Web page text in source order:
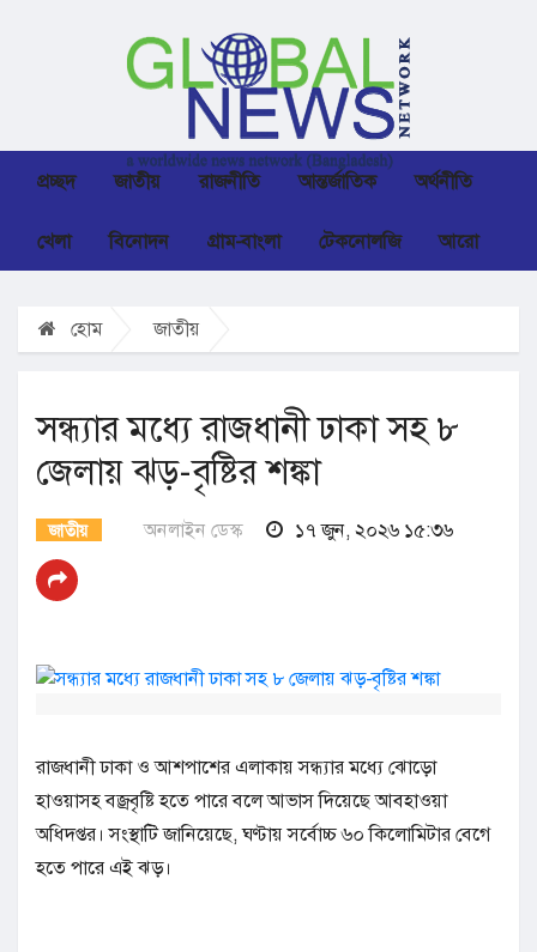
প্রচ্ছদ জাতীয় রাজনীতি আন্তর্জাতিক অর্থনীতি
খেলা বিনোদন গ্রাম-বাংলা টেকনোলজি আরো
হোম জাতীয়
সন্ধ্যার মধ্যে রাজধানী ঢাকা সহ ৮
জেলায় ঝড়-বৃষ্টির শঙ্কা
জাতীয় অনলাইন ডেস্ক ১৭ জুন, ২০২৬ ১৫:৩৬
রাজধানী ঢাকা ও আশপাশের এলাকায় সন্ধ্যার মধ্যে ঝোড়ো
হাওয়াসহ বজ্রবৃষ্টি হতে পারে বলে আভাস দিয়েছে আবহাওয়া
অধিদপ্তর। সংস্থাটি জানিয়েছে, ঘণ্টায় সর্বোচ্চ ৬০ কিলোমিটার বেগে
হতে পারে এই ঝড়।